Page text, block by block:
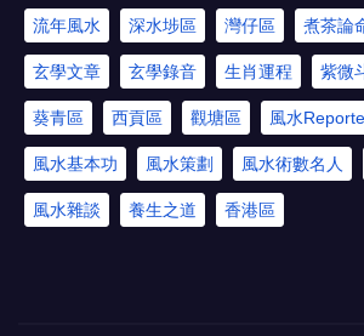
流年風水 深水埗區 灣仔區 煮茶論
玄學文章 玄學錄音 生肖運程 紫微
葵青區 西貢區 觀塘區 風水
風水基本功 風水策劃 風水術數名人
風水雜談 養生之道 香港區